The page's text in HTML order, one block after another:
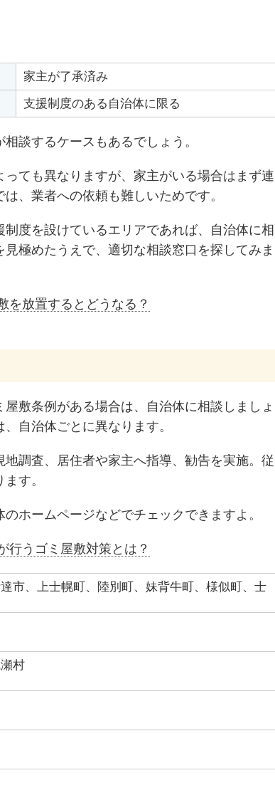
家主が了承済み
支援制度のある自治体に限る
談するケースもあるでしょう。
ても異なりますが、家主がいる場合はまず連
、業者への依頼も難しいためです。
度を設けているエリアであれば、自治体に相
極めたうえで、適切な相談窓口を探してみま
を放置するとどうなる？
敷条例がある場合は、自治体に相談しましょ
自治体ごとに異なります。
調査、居住者や家主へ指導、勧告を実施。従
す。
ホームページなどでチェックできますよ。
行うゴミ屋敷対策とは？
市、上士幌町、陸別町、妹背牛町、様似町、士
村